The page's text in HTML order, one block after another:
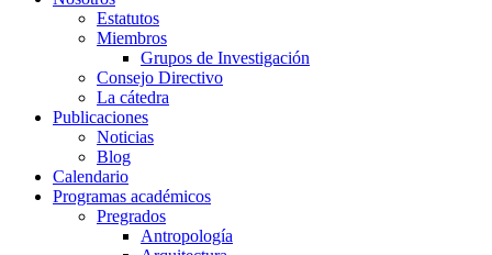
Estatutos
Miembros
Grupos de Investigación
Consejo Directivo
La cátedra
Publicaciones
Noticias
Blog
Calendario
Programas académicos
Pregrados
Antropología